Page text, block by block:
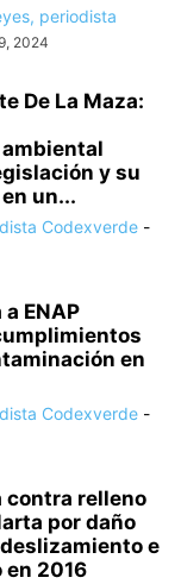
periodista
2024
De La Maza:
y su
un...
Codexverde -
ENAP
en
Codexverde -
contra relleno
por daño
e
2016